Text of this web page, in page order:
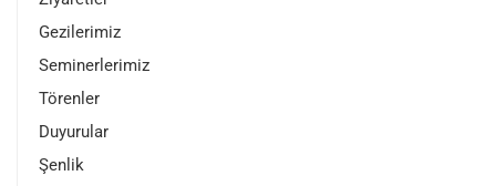
Gezilerimiz
Seminerlerimiz
Törenler
Duyurular
Şenlik